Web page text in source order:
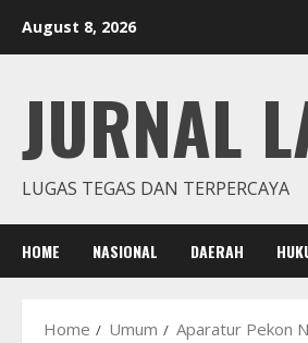
August 8, 2026
JURNAL
LUGAS TEGAS DAN TERPERCAYA
HOME NASIONAL DAERAH
Home Umum Aparatur Pekon